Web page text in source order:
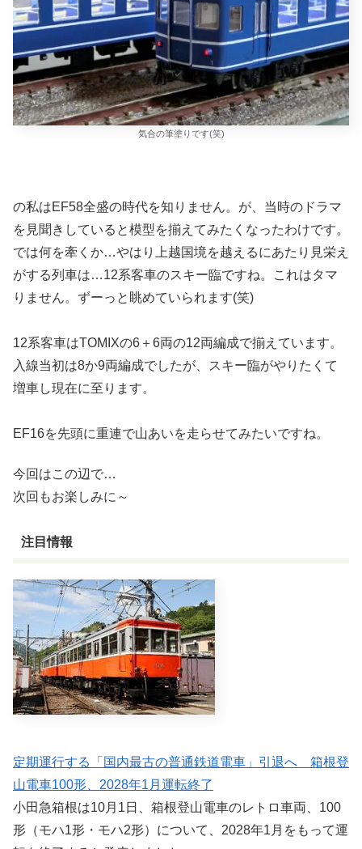
気合の筆塗りです(笑)
の私はEF58全盛の時代を知りません。が、当時のドラマ
を見聞きしていると模型を揃えてみたくなったわけです。
では何を牽くか…やはり上越国境を越えるにあたり見栄え
がする列車は…12系客車のスキー臨ですね。これはタマ
りません。ずーっと眺めていられます(笑)
12系客車はTOMIXの6＋6両の12両編成で揃えています。
入線当初は8か9両編成でしたが、スキー臨がやりたくて
増車し現在に至ります。
EF16を先頭に重連で山あいを走らせてみたいですね。
今回はこの辺で…
次回もお楽しみに～
注目情報
定期運行する「国内最古の普通鉄道電車」引退へ 箱根登
山電車100形、2028年1月運転終了
小田急箱根は10月1日、箱根登山電車のレトロ車両、100
形（モハ1形・モハ2形）について、2028年1月をもって運